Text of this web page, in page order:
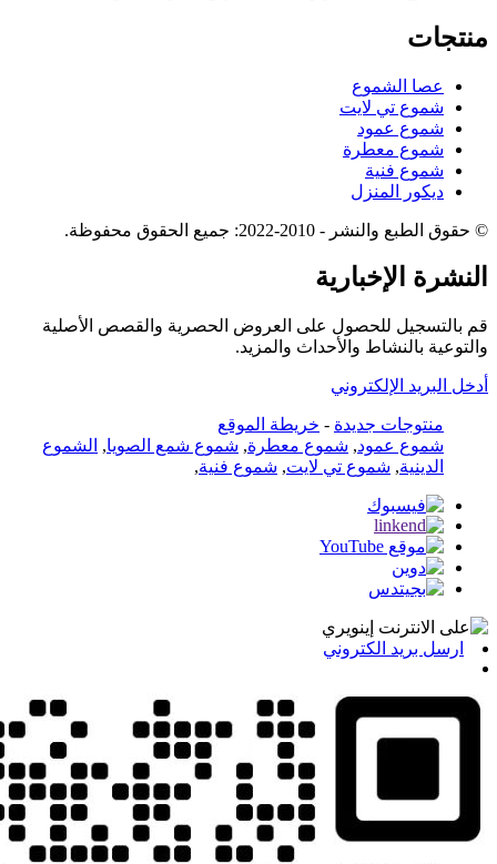
منتجات
عصا الشموع
شموع تي لايت
شموع عمود
شموع معطرة
شموع فنية
ديكور المنزل
© حقوق الطبع والنشر - 2010-2022: جميع الحقوق محفوظة.
النشرة الإخبارية
قم بالتسجيل للحصول على العروض الحصرية والقصص الأصلية
والتوعية بالنشاط والأحداث والمزيد.
أدخل البريد الإلكتروني
منتوجات جديدة - خريطة الموقع
شموع عمود, شموع معطرة, شموع شمع الصويا, الشموع
الدينية, شموع تي لايت, شموع فنية,
ارسل بريد الكتروني